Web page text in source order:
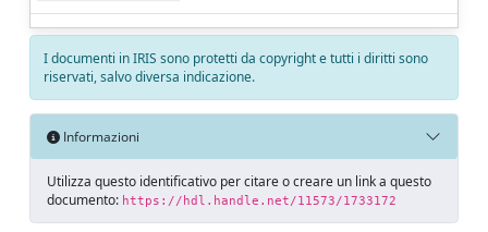
I documenti in IRIS sono protetti da copyright e tutti i diritti sono
riservati, salvo diversa indicazione.
Informazioni
Utilizza questo identificativo per citare o creare un link a questo
documento: https://hdl.handle.net/11573/1733172